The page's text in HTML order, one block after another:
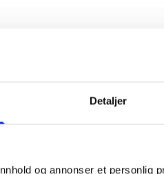
Detaljer
og annonser et personlig